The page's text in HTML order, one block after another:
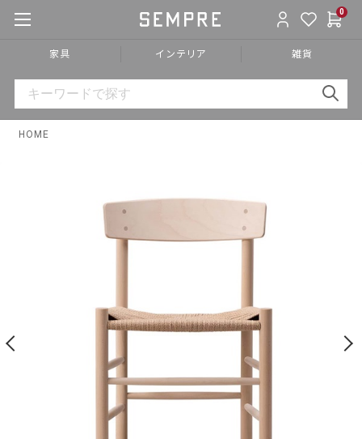
0
家具 インテリア 雑貨
HOME